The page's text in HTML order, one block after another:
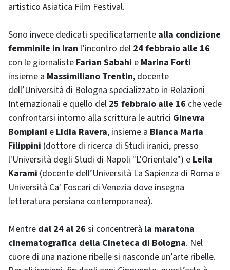
artistico Asiatica Film Festival.
Sono invece dedicati specificatamente alla condizione
femminile in Iran l’incontro del 24 febbraio alle 16
con le giornaliste Farian Sabahi e Marina Forti
insieme a Massimiliano Trentin, docente
dell’Università di Bologna specializzato in Relazioni
Internazionali e quello del 25 febbraio alle 16 che vede
confrontarsi intorno alla scrittura le autrici Ginevra
Bompiani e Lidia Ravera, insieme a Bianca Maria
Filippini (dottore di ricerca di Studi iranici, presso
l'Università degli Studi di Napoli "L'Orientale") e Leila
Karami (docente dell’Università La Sapienza di Roma e
Università Ca' Foscari di Venezia dove insegna
letteratura persiana contemporanea).
Mentre dal 24 al 26 si concentrerà la maratona
cinematografica della Cineteca di Bologna. Nel
cuore di una nazione ribelle si nasconde un’arte ribelle.